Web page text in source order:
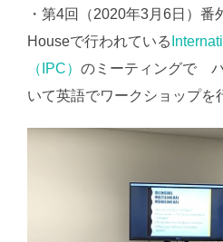
月に「バイリンガル子育ての会」
生後11か月のときに当時小2の...
・第4回（2020年3月6日）番
Houseで行われている
（IPC） のミーティングで
いて英語でワークショップを